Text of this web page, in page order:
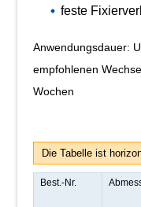
feste
Anwendungsdauer:
empfohlenen
Wochen
Die Tabelle ist
Best.-Nr.